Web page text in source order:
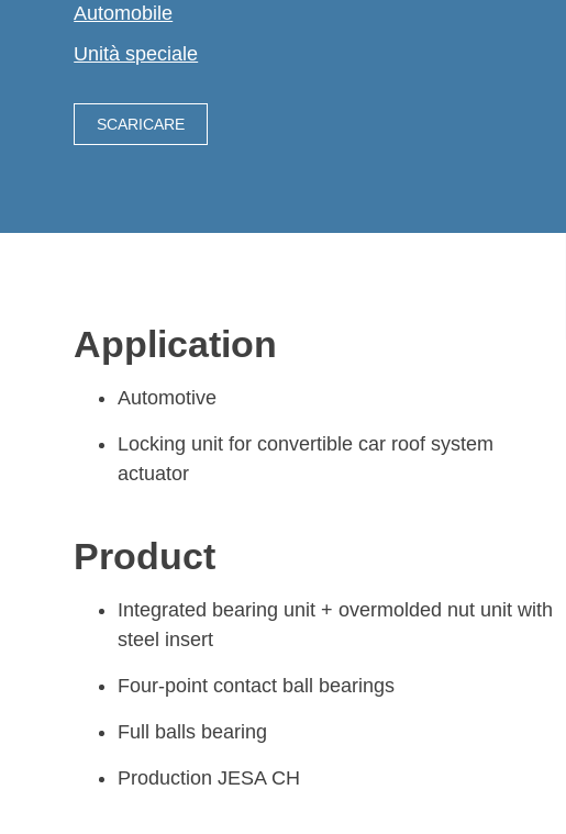
Automobile
Unità speciale
SCARICARE
Application
Automotive
Locking unit for convertible car roof system
actuator
Product
Integrated bearing unit + overmolded nut unit with
steel insert
Four-point contact ball bearings
Full balls bearing
Production JESA CH